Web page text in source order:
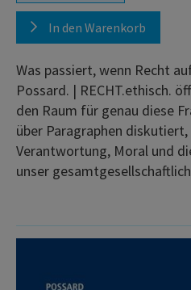
In den Warenkorb
Was passiert, wenn Recht
Possard. | RECHT.ethisch.
den Raum für genau diese
über Paragraphen
Verantwortung, Moral und
unser